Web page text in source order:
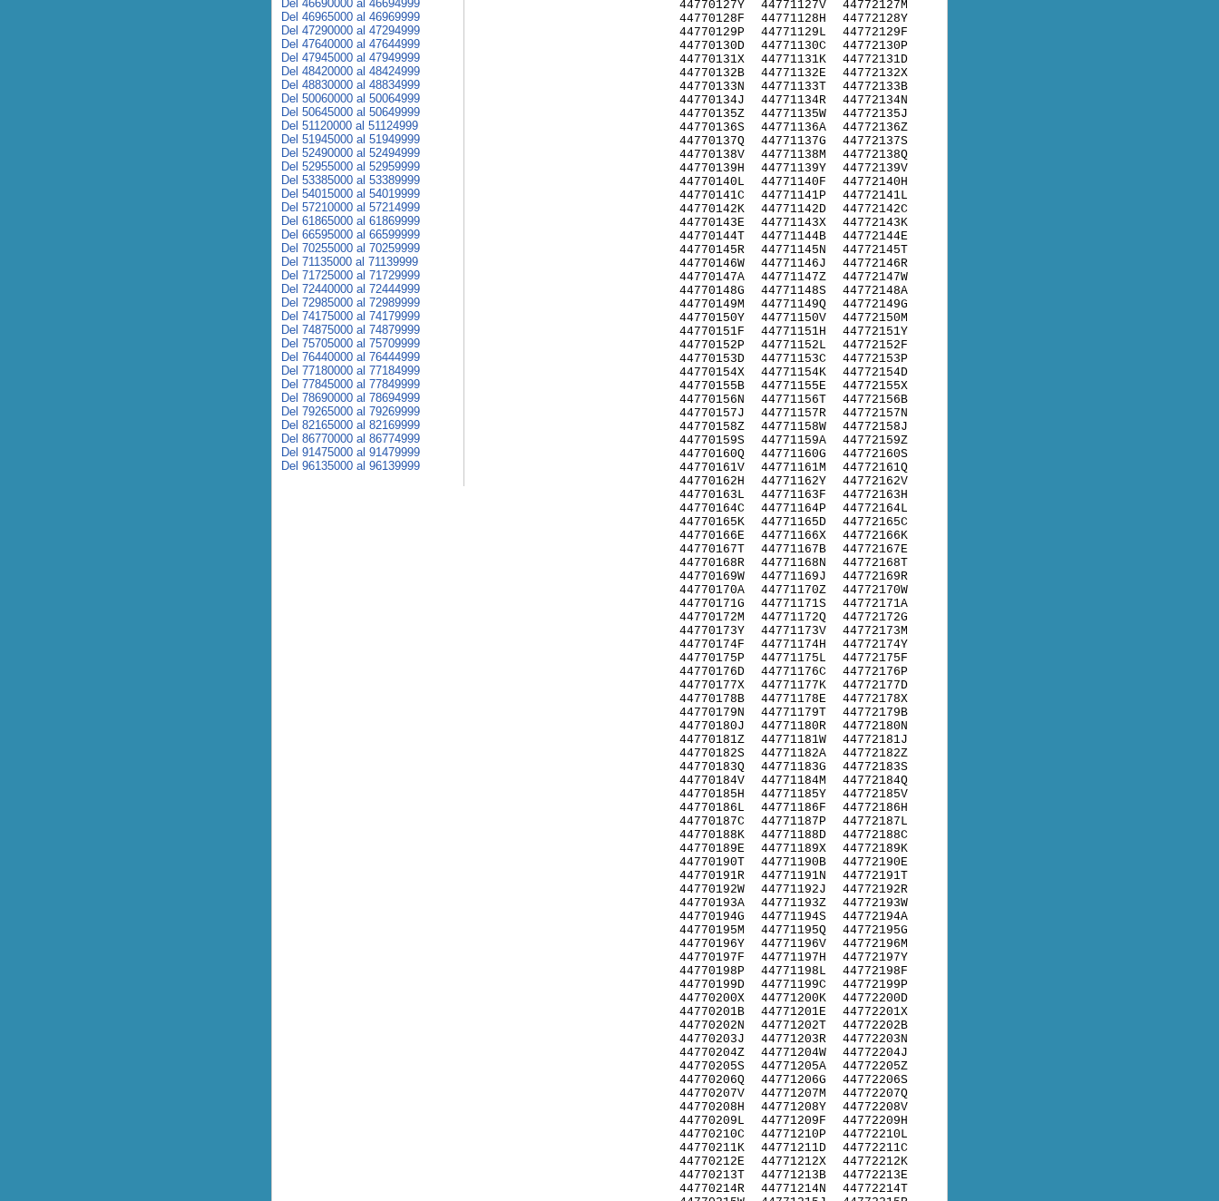
44770127Y
44770128F
44770129P
44770130D
44770131X
44770132B
44770133N
44770134J
44770135Z
44770136S
44770137Q
44770138V
44770139H
44770140L
44770141C
44770142K
44770143E
44770144T
44770145R
44770146W
44770147A
44770148G
44770149M
44770150Y
44770151F
44770152P
44770153D
44770154X
44770155B
44770156N
44770157J
44770158Z
44770159S
44770160Q
44770161V
44770162H
44770163L
44770164C
44770165K
44770166E
44770167T
44770168R
44770169W
44770170A
44770171G
44770172M
44770173Y
44770174F
44770175P
44770176D
44770177X
44770178B
44770179N
44770180J
44770181Z
44770182S
44770183Q
44770184V
44770185H
44770186L
44770187C
44770188K
44770189E
44770190T
44770191R
44770192W
44770193A
44770194G
44770195M
44770196Y
44770197F
44770198P
44770199D
44770200X
44770201B
44770202N
44770203J
44770204Z
44770205S
44770206Q
44770207V
44770208H
44770209L
44770210C
44770211K
44770212E
44770213T
44770214R
44771127V
44771128H
44771129L
44771130C
44771131K
44771132E
44771133T
44771134R
44771135W
44771136A
44771137G
44771138M
44771139Y
44771140F
44771141P
44771142D
44771143X
44771144B
44771145N
44771146J
44771147Z
44771148S
44771149Q
44771150V
44771151H
44771152L
44771153C
44771154K
44771155E
44771156T
44771157R
44771158W
44771159A
44771160G
44771161M
44771162Y
44771163F
44771164P
44771165D
44771166X
44771167B
44771168N
44771169J
44771170Z
44771171S
44771172Q
44771173V
44771174H
44771175L
44771176C
44771177K
44771178E
44771179T
44771180R
44771181W
44771182A
44771183G
44771184M
44771185Y
44771186F
44771187P
44771188D
44771189X
44771190B
44771191N
44771192J
44771193Z
44771194S
44771195Q
44771196V
44771197H
44771198L
44771199C
44771200K
44771201E
44771202T
44771203R
44771204W
44771205A
44771206G
44771207M
44771208Y
44771209F
44771210P
44771211D
44771212X
44771213B
44771214N
44772127M
44772128Y
44772129F
44772130P
44772131D
44772132X
44772133B
44772134N
44772135J
44772136Z
44772137S
44772138Q
44772139V
44772140H
44772141L
44772142C
44772143K
44772144E
44772145T
44772146R
44772147W
44772148A
44772149G
44772150M
44772151Y
44772152F
44772153P
44772154D
44772155X
44772156B
44772157N
44772158J
44772159Z
44772160S
44772161Q
44772162V
44772163H
44772164L
44772165C
44772166K
44772167E
44772168T
44772169R
44772170W
44772171A
44772172G
44772173M
44772174Y
44772175F
44772176P
44772177D
44772178X
44772179B
44772180N
44772181J
44772182Z
44772183S
44772184Q
44772185V
44772186H
44772187L
44772188C
44772189K
44772190E
44772191T
44772192R
44772193W
44772194A
44772195G
44772196M
44772197Y
44772198F
44772199P
44772200D
44772201X
44772202B
44772203N
44772204J
44772205Z
44772206S
44772207Q
44772208V
44772209H
44772210L
44772211C
44772212K
44772213E
44772214T
Del 46690000 al 46694999
Del 46965000 al 46969999
Del 47290000 al 47294999
Del 47640000 al 47644999
Del 47945000 al 47949999
Del 48420000 al 48424999
Del 48830000 al 48834999
Del 50060000 al 50064999
Del 50645000 al 50649999
Del 51120000 al 51124999
Del 51945000 al 51949999
Del 52490000 al 52494999
Del 52955000 al 52959999
Del 53385000 al 53389999
Del 54015000 al 54019999
Del 57210000 al 57214999
Del 61865000 al 61869999
Del 66595000 al 66599999
Del 70255000 al 70259999
Del 71135000 al 71139999
Del 71725000 al 71729999
Del 72440000 al 72444999
Del 72985000 al 72989999
Del 74175000 al 74179999
Del 74875000 al 74879999
Del 75705000 al 75709999
Del 76440000 al 76444999
Del 77180000 al 77184999
Del 77845000 al 77849999
Del 78690000 al 78694999
Del 79265000 al 79269999
Del 82165000 al 82169999
Del 86770000 al 86774999
Del 91475000 al 91479999
Del 96135000 al 96139999